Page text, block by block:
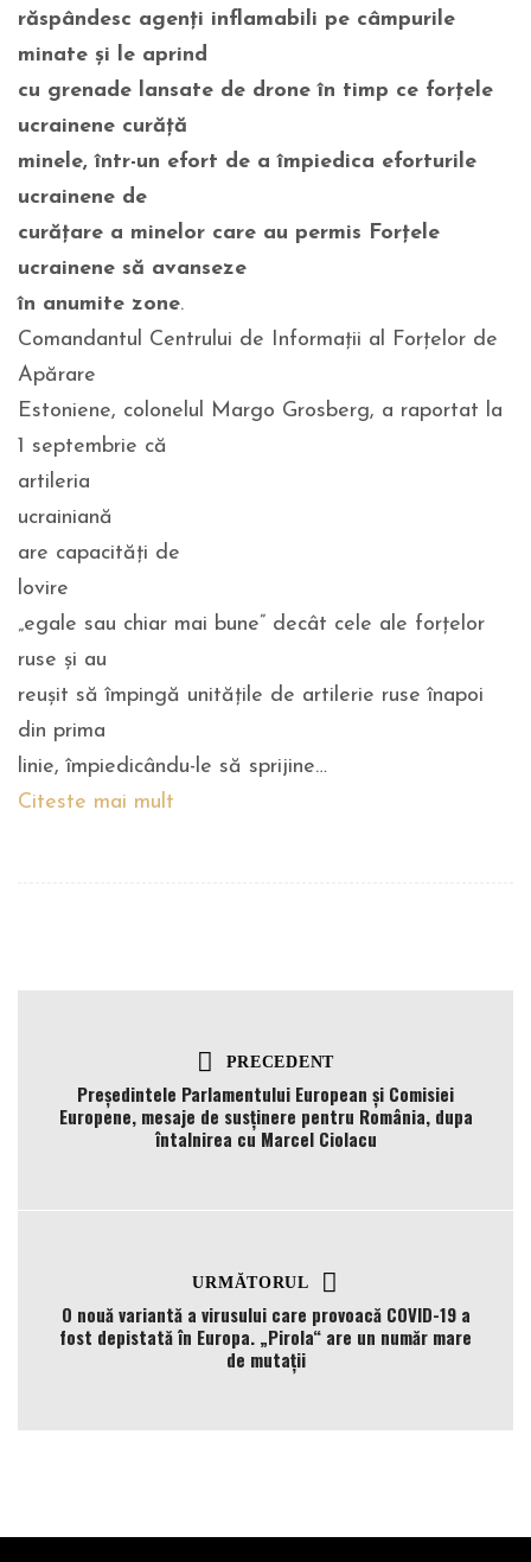
răspândesc agenți inflamabili pe câmpurile
minate și le aprind
cu grenade lansate de drone în timp ce forțele
ucrainene curăță
minele, într-un efort de a împiedica eforturile
ucrainene de
curățare a minelor care au permis Forțele
ucrainene să avanseze
în anumite zone.
Comandantul Centrului de Informații al Forțelor de
Apărare
Estoniene, colonelul Margo Grosberg, a raportat la
1 septembrie că
artileria
ucrainiană
are capacități de
lovire
„egale sau chiar mai bune” decât cele ale forțelor
ruse și au
reușit să împingă unitățile de artilerie ruse înapoi
din prima
linie, împiedicându-le să sprijine…
Citeste mai mult
PRECEDENT
Președintele Parlamentului European și Comisiei
Europene, mesaje de susținere pentru România, dupa
întalnirea cu Marcel Ciolacu
URMĂTORUL
O nouă variantă a virusului care provoacă COVID-19 a
fost depistată în Europa. „Pirola“ are un număr mare
de mutații